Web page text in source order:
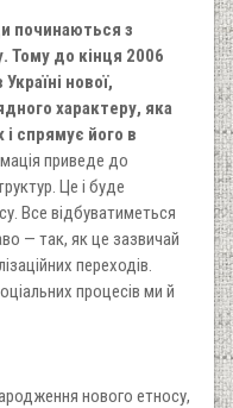
починаються з
Тому до кінця 2006
нової,
характеру, яка
і спрямує його в
приведе до
Це і буде
Все відбуватиметься
— так, як це зазвичай
переходів.
процесів ми й
нового етносу,